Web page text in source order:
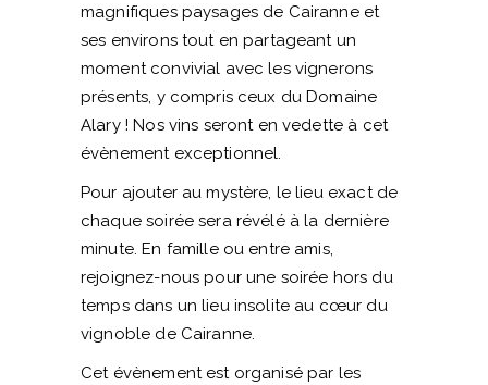
magnifiques paysages de Cairanne et
ses environs tout en partageant un
moment convivial avec les vignerons
présents, y compris ceux du Domaine
Alary ! Nos vins seront en vedette à cet
évènement exceptionnel.
Pour ajouter au mystère, le lieu exact de
chaque soirée sera révélé à la dernière
minute. En famille ou entre amis,
rejoignez-nous pour une soirée hors du
temps dans un lieu insolite au cœur du
vignoble de Cairanne.
Cet évènement est organisé par les